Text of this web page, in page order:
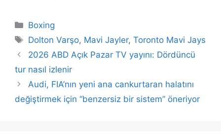
Categories
Boxing
Tags
Dolton Varşo, Mavi Jayler,Toronto Mavi Jays
2026 ABD Açık Pazar TV yayını: Dördüncü
tur nasıl izlenir
Audi, FIA’nın yeni ana cankurtaran halatını
değiştirmek için “benzersiz bir sistem” öneriyor